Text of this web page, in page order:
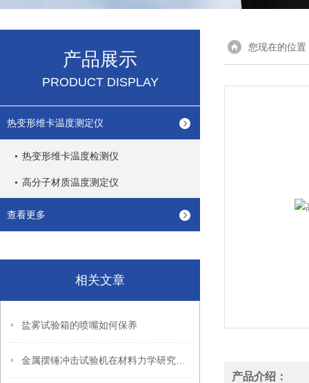
产品展示
PRODUCT DISPLAY
热变形维卡温度测定仪
热变形维卡温度检测仪
高分子材质温度测定仪
查看更多
相关文章
盐雾试验箱的喷嘴如何保养
您现在的位置
产品介绍：